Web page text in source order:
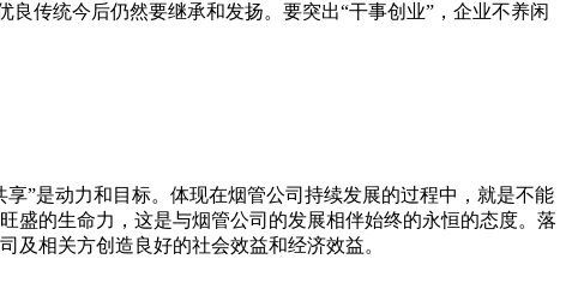
传统今后仍然要继承和发扬。要突出“干事创业”，企业不养闲
”是动力和目标。体现在烟管公司持续发展的过程中，就是不能
盛的生命力，这是与烟管公司的发展相伴始终的永恒的态度。落
及相关方创造良好的社会效益和经济效益。